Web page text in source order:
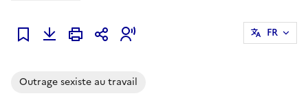
Ajouter à mes alertes
FR
Outrage sexiste au travail